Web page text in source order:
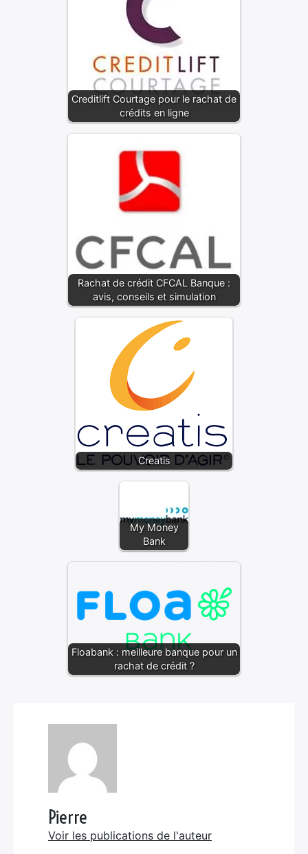
Creditlift Courtage pour le rachat de
crédits en ligne
Rachat de crédit CFCAL Banque :
avis, conseils et simulation
Creatis
My Money
Bank
Floabank : meilleure banque pour un
rachat de crédit ?
Pierre
Voir les publications de l'auteur